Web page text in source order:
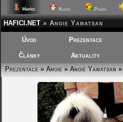
Hafíci Kočičí Ptáčci
HAFICI.NET » Angie Yamatsan
Úvod Prezentace
Články Aktuality
Prezentace»Angie»Angie Yamatsan»